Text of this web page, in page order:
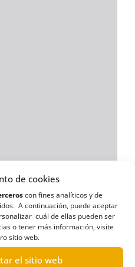
de cookies
con fines analíticos y de
A continuación, puede aceptar
cuál de ellas pueden ser
o tener más información, visite
sitio web.
el sitio web